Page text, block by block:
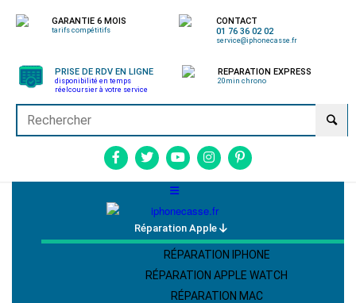
GARANTIE 6 MOIS
tarifs compétitifs
CONTACT
01 76 36 02 02
service@iphonecasse.fr
PRISE DE RDV EN LIGNE
disponibilité en temps
réelcoursier à votre service
REPARATION EXPRESS
20min chrono
Réparation Apple
RÉPARATION IPHONE
RÉPARATION APPLE WATCH
RÉPARATION MAC